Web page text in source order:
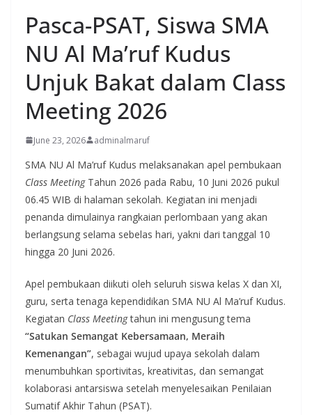
Pasca-PSAT, Siswa SMA
NU Al Ma’ruf Kudus
Unjuk Bakat dalam Class
Meeting 2026
June 23, 2026 adminalmaruf
SMA NU Al Ma’ruf Kudus melaksanakan apel pembukaan
Class MeetingTahun 2026 pada Rabu, 10 Juni 2026 pukul
06.45 WIB di halaman sekolah. Kegiatan ini menjadi
penanda dimulainya rangkaian perlombaan yang akan
berlangsung selama sebelas hari, yakni dari tanggal 10
hingga 20 Juni 2026.
Apel pembukaan diikuti oleh seluruh siswa kelas X dan XI,
guru, serta tenaga kependidikan SMA NU Al Ma’ruf Kudus.
Kegiatan Class Meetingtahun ini mengusung tema
“Satukan Semangat Kebersamaan, Meraih
Kemenangan”, sebagai wujud upaya sekolah dalam
menumbuhkan sportivitas, kreativitas, dan semangat
kolaborasi antarsiswa setelah menyelesaikan Penilaian
Sumatif Akhir Tahun (PSAT).